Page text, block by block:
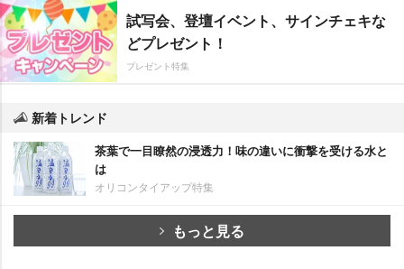
試写会、登壇イベント、サインチェキな
どプレゼント！
プレゼント特集
新着トレンド
茶葉で一目瞭然の浸透力！味の違いに衝撃を受ける水と
は
オリコンタイアップ特集
もっと見る